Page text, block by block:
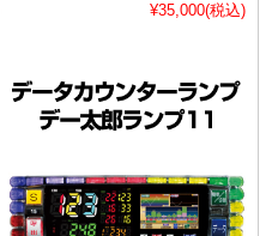
¥35,000(税込)